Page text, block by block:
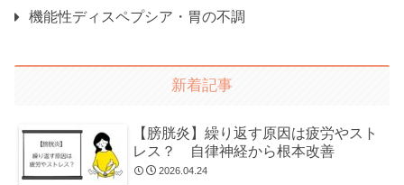
機能性ディスペプシア・胃の不調
新着記事
【膀胱炎】繰り返す原因は疲労やスト
レス？ 自律神経から根本改善
2026.04.24